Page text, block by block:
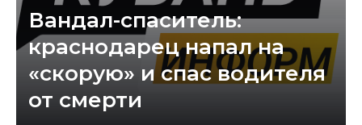
Вандал-спаситель:
краснодарец напал на
«скорую» и спас водителя
от смерти